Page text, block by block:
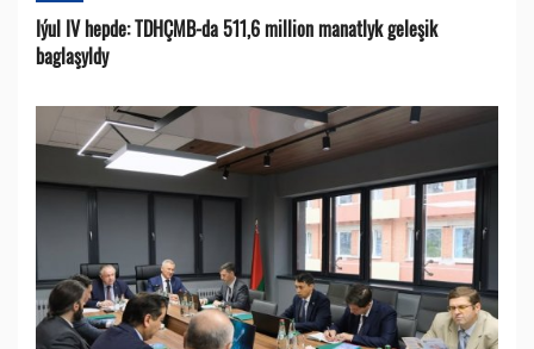
Iýul IV hepde: TDHÇMB-da 511,6 million manatlyk geleşik
baglaşyldy